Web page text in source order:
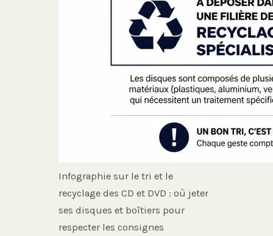
Infographie sur le tri et le
recyclage des CD et DVD : où jeter
ses disques et boîtiers pour
respecter les consignes